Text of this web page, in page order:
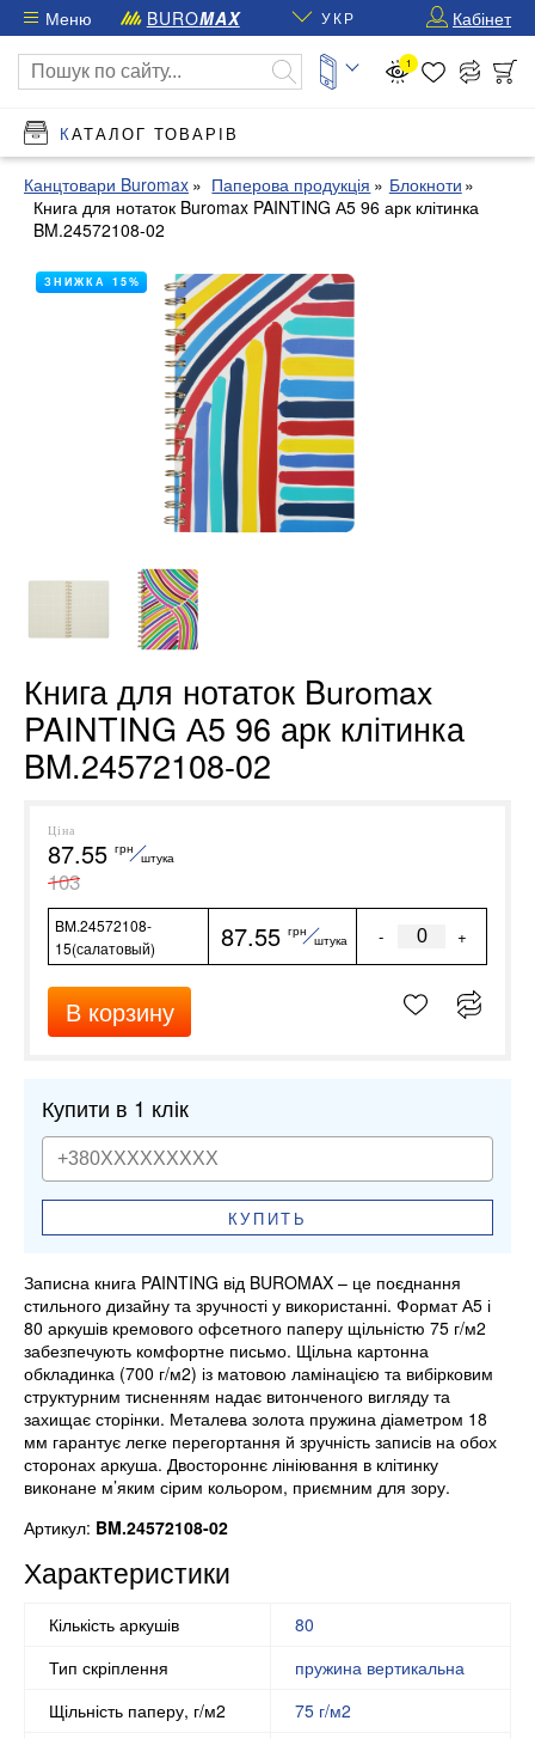
Меню BUROMAX УКР Кабінет
1
КАТАЛОГ ТОВАРІВ
Канцтовари Buromax Паперова продукція
Блокноти
Книга для нотаток Buromax PAINTING А5 96 арк клітинка
BM.24572108-02
ЗНИЖКА 15%
Книга для нотаток Buromax
PAINTING А5 96 арк клітинка
BM.24572108-02
Ціна
87.55 грн
штука
103
BM.24572108-
15(салатовый)
87.55 грн
штука - +
В корзину
Купити в 1 клік
КУПИТЬ
Записна книга PAINTING від BUROMAX – це поєднання
стильного дизайну та зручності у використанні. Формат А5 і
80 аркушів кремового офсетного паперу щільністю 75 г/м2
забезпечують комфортне письмо. Щільна картонна
обкладинка (700 г/м2) із матовою ламінацією та вибірковим
структурним тисненням надає витонченого вигляду та
захищає сторінки. Металева золота пружина діаметром 18
мм гарантує легке перегортання й зручність записів на обох
сторонах аркуша. Двостороннє лініювання в клітинку
виконане м’яким сірим кольором, приємним для зору.
Артикул: BM.24572108-02
Характеристики
Кількість аркушів
80
Тип скріплення
пружина вертикальна
Щільність паперу, г/м2
75 г/м2